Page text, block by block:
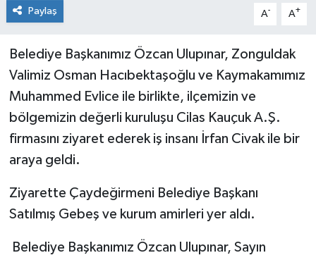
Paylaş A- A+
Belediye Başkanımız Özcan Ulupınar, Zonguldak
Valimiz Osman Hacıbektaşoğlu ve Kaymakamımız
Muhammed Evlice ile birlikte, ilçemizin ve
bölgemizin değerli kuruluşu Cilas Kauçuk A.Ş.
firmasını ziyaret ederek iş insanı İrfan Civak ile bir
araya geldi.
Ziyarette Çaydeğirmeni Belediye Başkanı
Satılmış Gebeş ve kurum amirleri yer aldı.
Belediye Başkanımız Özcan Ulupınar, Sayın